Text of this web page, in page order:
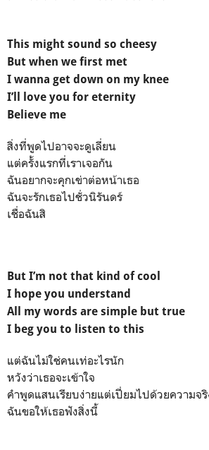
This might sound so cheesy
But when we first met
I wanna get down on my knee
I’ll love you for eternity
Believe me
สิ่งที่พูดไปอาจจะดูเลี่ยน
แต่ครั้งแรกที่เราเจอกัน
ฉันอยากจะคุกเข่าต่อหน้าเธอ
ฉันจะรักเธอไปชั่วนิรันดร์
เชื่อฉันสิ
But I’m not that kind of cool
I hope you understand
All my words are simple but true
I beg you to listen to this
แต่ฉันไม่ใช่คนเท่อะไรนัก
หวังว่าเธอจะเข้าใจ
คำพูดแสนเรียบง่ายแต่เปี่ยมไปด้วยความจริ
ฉันขอให้เธอฟังสิ่งนี้